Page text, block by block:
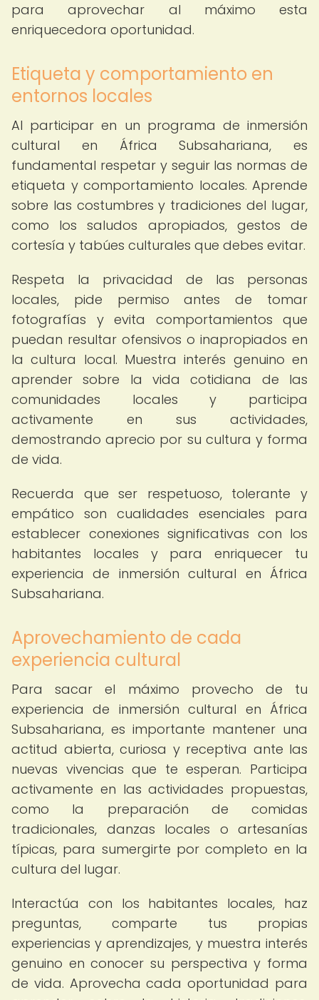
para aprovechar al máximo esta
enriquecedora oportunidad.
Etiqueta y comportamiento en
entornos locales
Al participar en un programa de inmersión
cultural en África Subsahariana, es
fundamental respetar y seguir las normas de
etiqueta y comportamiento locales. Aprende
sobre las costumbres y tradiciones del lugar,
como los saludos apropiados, gestos de
cortesía y tabúes culturales que debes evitar.
Respeta la privacidad de las personas
locales, pide permiso antes de tomar
fotografías y evita comportamientos que
puedan resultar ofensivos o inapropiados en
la cultura local. Muestra interés genuino en
aprender sobre la vida cotidiana de las
comunidades locales y participa
activamente en sus actividades,
demostrando aprecio por su cultura y forma
de vida.
Recuerda que ser respetuoso, tolerante y
empático son cualidades esenciales para
establecer conexiones significativas con los
habitantes locales y para enriquecer tu
experiencia de inmersión cultural en África
Subsahariana.
Aprovechamiento de cada
experiencia cultural
Para sacar el máximo provecho de tu
experiencia de inmersión cultural en África
Subsahariana, es importante mantener una
actitud abierta, curiosa y receptiva ante las
nuevas vivencias que te esperan. Participa
activamente en las actividades propuestas,
como la preparación de comidas
tradicionales, danzas locales o artesanías
típicas, para sumergirte por completo en la
cultura del lugar.
Interactúa con los habitantes locales, haz
preguntas, comparte tus propias
experiencias y aprendizajes, y muestra interés
genuino en conocer su perspectiva y forma
de vida. Aprovecha cada oportunidad para